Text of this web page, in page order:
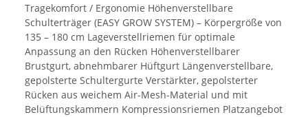
Tragekomfort / Ergonomie Höhenverstellbare
Schulterträger (EASY GROW SYSTEM) – Körpergröße von
135 – 180 cm Lageverstellriemen für optimale
Anpassung an den Rücken Höhenverstellbarer
Brustgurt, abnehmbarer Hüftgurt Längenverstellbare,
gepolsterte Schultergurte Verstärkter, gepolsterter
Rücken aus weichem Air-Mesh-Material und mit
Belüftungskammern Kompressionsriemen Platzangebot